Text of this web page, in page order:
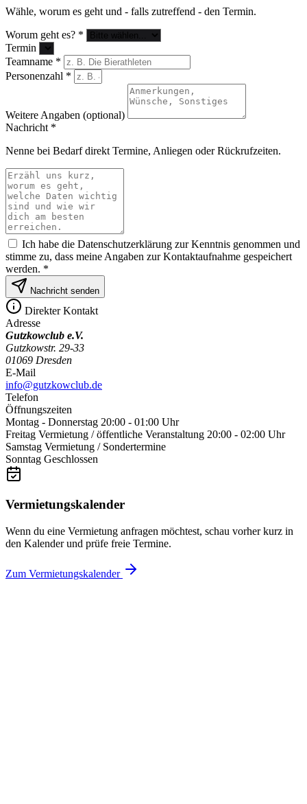
Wähle, worum es geht und - falls zutreffend - den Termin.
Worum geht es? *
Termin
Teamname *
Personenzahl *
Weitere Angaben (optional)
Nachricht *
Nenne bei Bedarf direkt Termine, Anliegen oder Rückrufzeiten.
Ich habe die Datenschutzerklärung zur Kenntnis genommen und
stimme zu, dass meine Angaben zur Kontaktaufnahme gespeichert
werden. *
Nachricht senden
Direkter Kontakt
Adresse
Gutzkowclub e.V.
Gutzkowstr. 29-33
01069 Dresden
E-Mail
info@gutzkowclub.de
Telefon
Öffnungszeiten
Montag - Donnerstag 20:00 - 01:00 Uhr
Freitag Vermietung / öffentliche Veranstaltung 20:00 - 02:00 Uhr
Samstag Vermietung / Sondertermine
Sonntag Geschlossen
Vermietungskalender
Wenn du eine Vermietung anfragen möchtest, schau vorher kurz in
den Kalender und prüfe freie Termine.
Zum Vermietungskalender